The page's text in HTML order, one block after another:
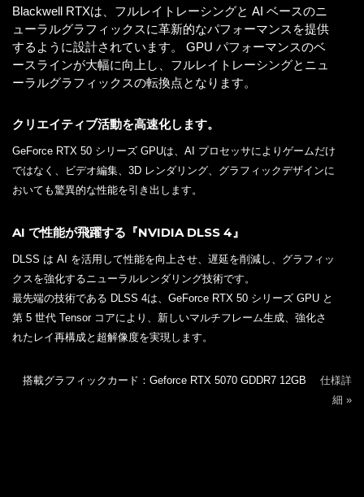
Blackwell RTXは、フルレイトレーシングと AI ベースのニ
ューラルグラフィックスに革新的なパフォーマンスを提供
するように設計されています。 GPU パフォーマンスのベ
ースラインが大幅に向上し、フルレイトレーシングとニュ
ーラルグラフィックスの転換点となります。
クリエイティブ活動を高速化します。
GeForce RTX 50 シリーズ GPUは、AI プロセッサによりゲームだけ
ではなく、ビデオ編集、3D レンダリング、グラフィックデザインに
おいても驚異的な性能を引き出します。
AI で性能が飛躍する『NVIDIA DLSS 4』
DLSS は AI を活用して性能を向上させ、遅延を削減し、グラフィッ
クスを強化するニューラルレンダリング技術です。
最先端の技術である DLSS 4は、GeForce RTX 50 シリーズ GPU と
第 5 世代 Tensor コアにより、新しいマルチフレーム生成、強化さ
れたレイ再構成と超解像度を実現します。
搭載グラフィックカード：Geforce RTX 5070 GDDR7 12GB 仕様詳
細 »